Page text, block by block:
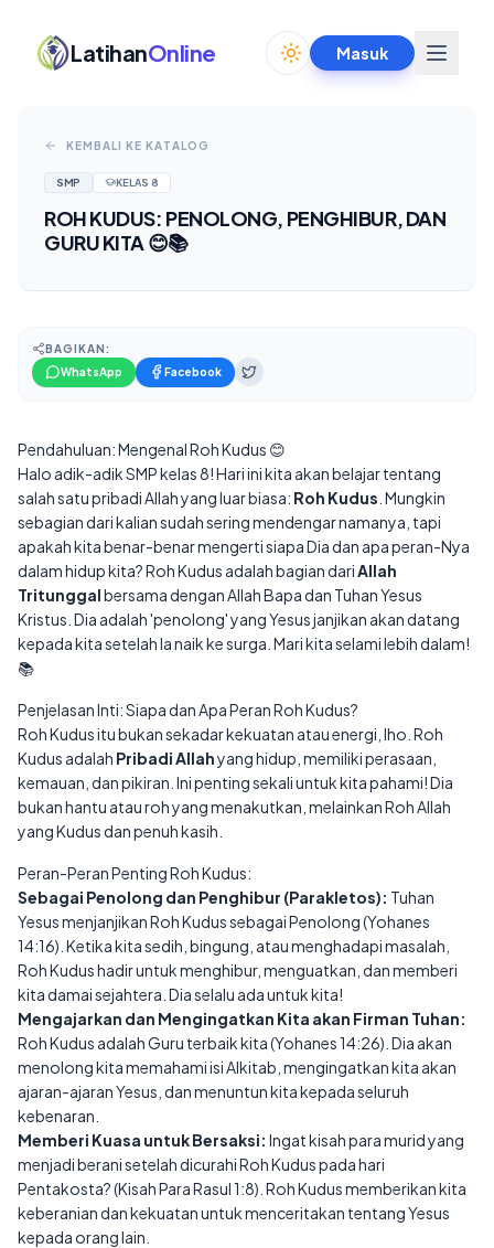
LatihanOnline Toggle theme
Masuk
KEMBALI KE KATALOG
SMP KELAS 8
ROH KUDUS: PENOLONG, PENGHIBUR, DAN
GURU KITA 😊📚
BAGIKAN:
WhatsApp
Facebook
Pendahuluan: Mengenal Roh Kudus 😊
Halo adik-adik SMP kelas 8! Hari ini kita akan belajar tentang
salah satu pribadi Allah yang luar biasa: Roh Kudus . Mungkin
sebagian dari kalian sudah sering mendengar namanya, tapi
apakah kita benar-benar mengerti siapa Dia dan apa peran-Nya
dalam hidup kita? Roh Kudus adalah bagian dari Allah
Tritunggalbersama dengan Allah Bapa dan Tuhan Yesus
Kristus. Dia adalah 'penolong' yang Yesus janjikan akan datang
kepada kita setelah Ia naik ke surga. Mari kita selami lebih dalam!
📚
Penjelasan Inti: Siapa dan Apa Peran Roh Kudus?
Roh Kudus itu bukan sekadar kekuatan atau energi, lho. Roh
Kudus adalah Pribadi Allahyang hidup, memiliki perasaan,
kemauan, dan pikiran. Ini penting sekali untuk kita pahami! Dia
bukan hantu atau roh yang menakutkan, melainkan Roh Allah
yang Kudus dan penuh kasih.
Peran-Peran Penting Roh Kudus:
Sebagai Penolong dan Penghibur (Parakletos): Tuhan
Yesus menjanjikan Roh Kudus sebagai Penolong (Yohanes
14:16). Ketika kita sedih, bingung, atau menghadapi masalah,
Roh Kudus hadir untuk menghibur, menguatkan, dan memberi
kita damai sejahtera. Dia selalu ada untuk kita!
Mengajarkan dan Mengingatkan Kita akan Firman Tuhan:
Roh Kudus adalah Guru terbaik kita (Yohanes 14:26). Dia akan
menolong kita memahami isi Alkitab, mengingatkan kita akan
ajaran-ajaran Yesus, dan menuntun kita kepada seluruh
kebenaran.
Memberi Kuasa untuk Bersaksi: Ingat kisah para murid yang
menjadi berani setelah dicurahi Roh Kudus pada hari
Pentakosta? (Kisah Para Rasul 1:8). Roh Kudus memberikan kita
keberanian dan kekuatan untuk menceritakan tentang Yesus
kepada orang lain.